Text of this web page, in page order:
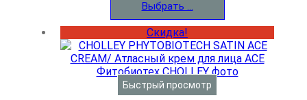
Выбрать ...
Скидка!
Быстрый просмотр